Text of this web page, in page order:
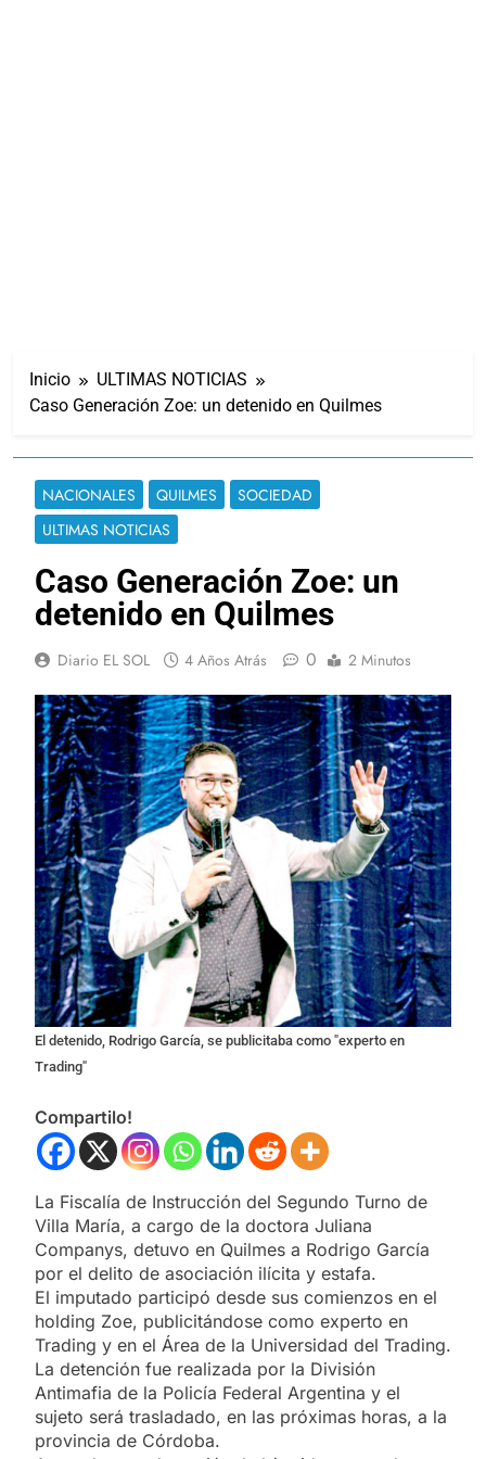
Inicio
ULTIMAS NOTICIAS
Caso Generación Zoe: un detenido en Quilmes
NACIONALES QUILMES
SOCIEDAD
ULTIMAS NOTICIAS
Caso Generación Zoe: un
detenido en Quilmes
Diario EL SOL 4 Años Atrás 0 2 Minutos
El detenido, Rodrigo García, se publicitaba como "experto en
Trading"
Compartilo!
La Fiscalía de Instrucción del Segundo Turno de
Villa María, a cargo de la doctora Juliana
Companys, detuvo en Quilmes a Rodrigo García
por el delito de asociación ilícita y estafa.
El imputado participó desde sus comienzos en el
holding Zoe, publicitándose como experto en
Trading y en el Área de la Universidad del Trading.
La detención fue realizada por la División
Antimafia de la Policía Federal Argentina y el
sujeto será trasladado, en las próximas horas, a la
provincia de Córdoba.